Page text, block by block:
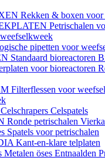
Rekken & boxen voor
Petrischalen
pipetten voor
Standaard bioreactoren
voor bioreactoren
Filterflessen voor
Celschrapers Celspatels
Ronde petrischalen
Spatels voor petrischalen
Kant-en-klare telplaten
Metalen öses Entnaalden